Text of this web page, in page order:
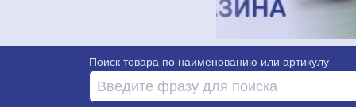
Поиск товара по наименованию или артикулу